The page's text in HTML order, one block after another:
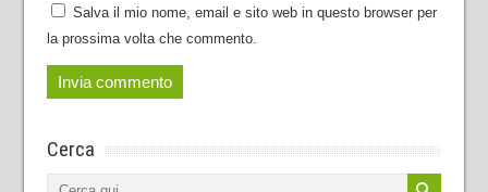
Salva il mio nome, email e sito web in questo browser per
la prossima volta che commento.
Cerca